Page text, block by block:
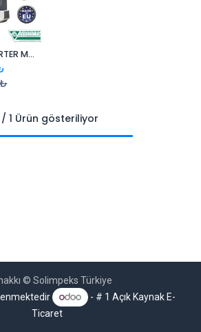
MAXA İ-32V5-16 İNVERTER MONOFAZE MONOBLOK ISI POMPASI 16 KW R32TI-3243
/ 1 Ürün gösteriliyor
© Solimpeks Türkiye
- # 1 Açık Kaynak E-
Ticaret